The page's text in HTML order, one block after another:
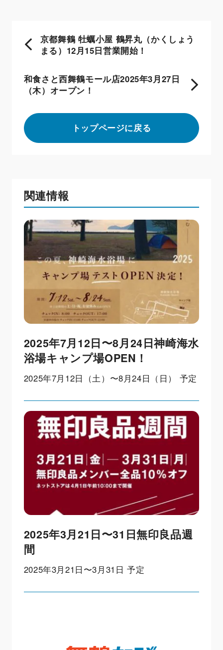
京都舞鶴 牡蠣小屋 鶴昇丸（かくしょう
まる）12月15日営業開始！
トップページに戻る
和食さと西舞鶴モール店2025年3月27日
（木）オープン！
関連情報
2025年7月12日〜8月24日神崎海水
浴場キャンプ場OPEN！
2025年7月12日（土）〜8月24日（日） 予定
2025年3月21日〜31日無印良品週
間
2025年3月21日〜3月31日 予定